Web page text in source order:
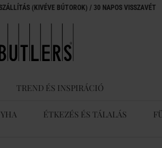
(KIVÉVE BÚTOROK) / 30 NAPOS VISSZAVÉT
TREND ÉS INSPIRÁCIÓ
ÉTKEZÉS ÉS TÁLALÁS